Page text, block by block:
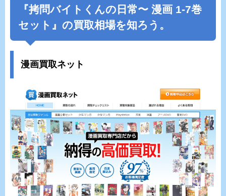
『拷問バイトくんの日常〜 漫画 1-7巻
セット』の買取相場を知ろう。
漫画買取ネット